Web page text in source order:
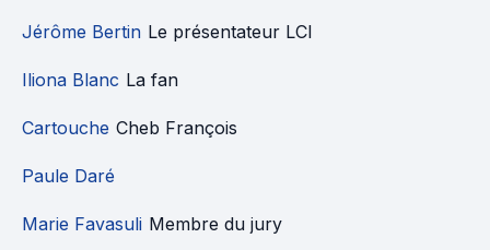
Jérôme Bertin Le présentateur LCI
Iliona Blanc La fan
Cartouche Cheb François
Paule Daré
Marie Favasuli Membre du jury